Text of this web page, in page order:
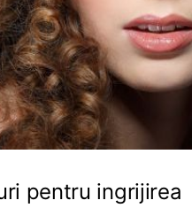
pentru ingrijirea